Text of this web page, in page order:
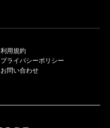
利用規約
プライバシーポリシー
お問い合わせ